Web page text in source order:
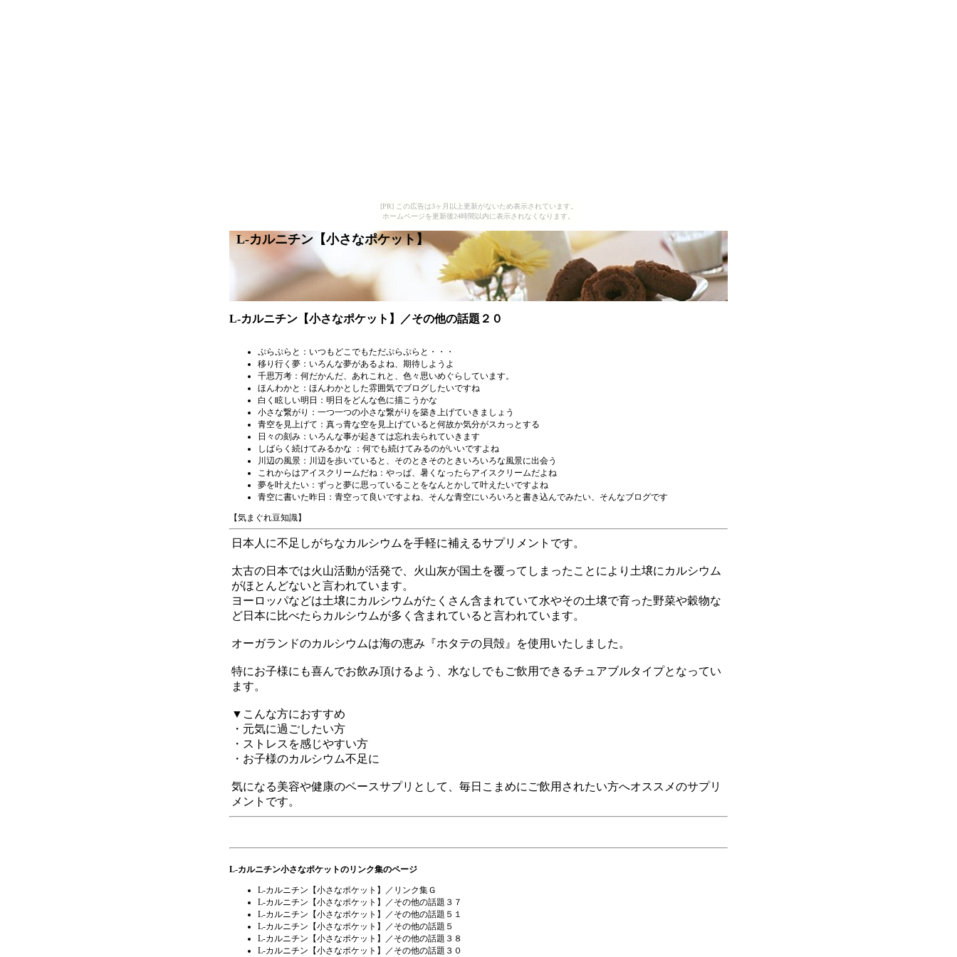
[PR] この広告は3ヶ月以上更新がないため表示されています。
ホームページを更新後24時間以内に表示されなくなります。
L-カルニチン【小さなポケット】
L-カルニチン【小さなポケット】／その他の話題２０
ぷらぷらと：いつもどこでもただぷらぷらと・・・
移り行く夢：いろんな夢があるよね、期待しようよ
千思万考 ：何だかんだ、あれこれと、色々思いめぐらしています。
ほんわかと：ほんわかとした雰囲気でブログしたいですね
白く眩しい明日：明日をどんな色に描こうかな
小さな繋がり ：一つ一つの小さな繋がりを築き上げていきましょう
青空を見上げて：真っ青な空を見上げていると何故か気分がスカっとする
日々の刻み：いろんな事が起きては忘れ去られていきます
しばらく続けてみるかな ：何でも続けてみるのがいいですよね
川辺の風景 ：川辺を歩いていると、そのときそのときいろいろな風景に出会う
これからはアイスクリームだね：やっぱ、暑くなったらアイスクリームだよね
夢を叶えたい：ずっと夢に思っていることをなんとかして叶えたいですよね
青空に書いた昨日：青空って良いですよね、そんな青空にいろいろと書き込んでみたい、そんなブログです
【気まぐれ豆知識】
日本人に不足しがちなカルシウムを手軽に補えるサプリメントです。
太古の日本では火山活動が活発で、火山灰が国土を覆ってしまったことにより土壌にカルシウム
がほとんどないと言われています。
ヨーロッパなどは土壌にカルシウムがたくさん含まれていて水やその土壌で育った野菜や穀物な
ど日本に比べたらカルシウムが多く含まれていると言われています。
オーガランドのカルシウムは海の恵み『ホタテの貝殻』を使用いたしました。
特にお子様にも喜んでお飲み頂けるよう、水なしでもご飲用できるチュアブルタイプとなってい
ます。
▼こんな方におすすめ
・元気に過ごしたい方
・ストレスを感じやすい方
・お子様のカルシウム不足に
気になる美容や健康のベースサプリとして、毎日こまめにご飲用されたい方へオススメのサプリ
メントです。
L-カルニチン小さなポケットのリンク集のページ
L-カルニチン【小さなポケット】／リンク集Ｇ
L-カルニチン【小さなポケット】／その他の話題３７
L-カルニチン【小さなポケット】／その他の話題５１
L-カルニチン【小さなポケット】／その他の話題５
L-カルニチン【小さなポケット】／その他の話題３８
L-カルニチン【小さなポケット】／その他の話題３０